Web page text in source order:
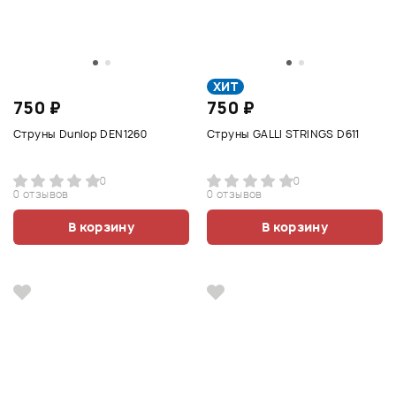
750 ₽
Струны Dunlop DEN1260
0
0 отзывов
В корзину
ХИТ
750 ₽
Струны GALLI STRINGS D611
0
0 отзывов
В корзину